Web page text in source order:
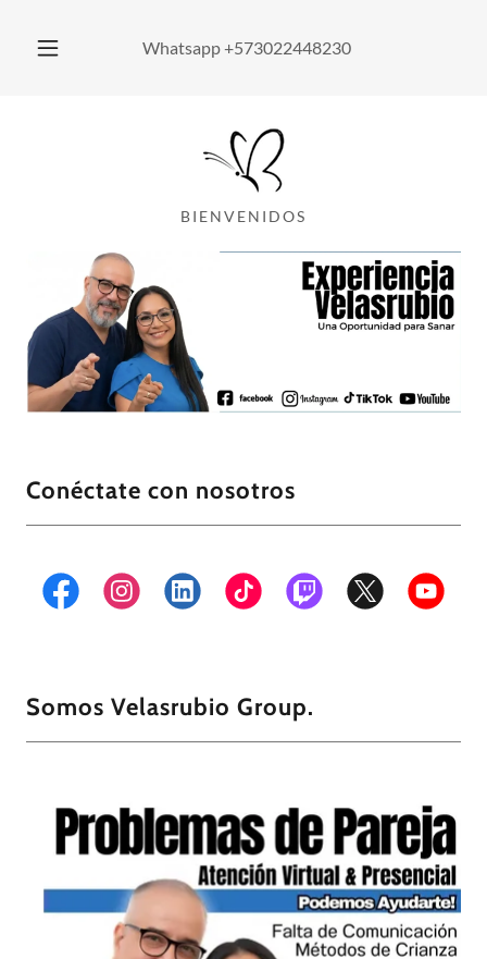
Whatsapp+573022448230
BIENVENIDOS
Conéctate con nosotros
Somos Velasrubio Group.